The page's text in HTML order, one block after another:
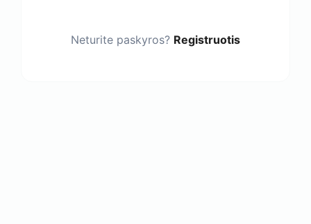
Neturite paskyros? Registruotis